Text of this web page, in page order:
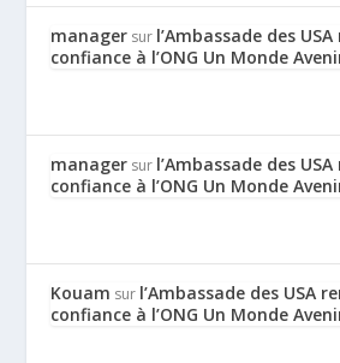
manager sur l’Ambassade des
confiance à l’ONG Un Monde
manager sur l’Ambassade des
confiance à l’ONG Un Monde
Kouam sur l’Ambassade des USA
confiance à l’ONG Un Monde